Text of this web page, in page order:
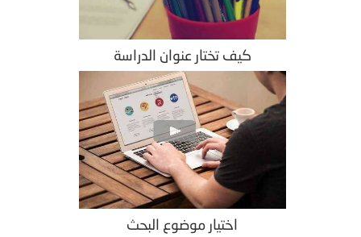
كيف تختار عنوان الدراسة
اختيار موضوع البحث